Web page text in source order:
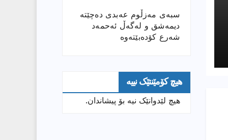
سبەی مەزڵوم عەبدی دەچێتە
دیمەشق و لەگەڵ ئەحمەد
شەرع کۆدەبێتەوە
هیچ کۆمێنتێک نییە
هیچ لێدوانێک نیە بۆ پیشاندان.